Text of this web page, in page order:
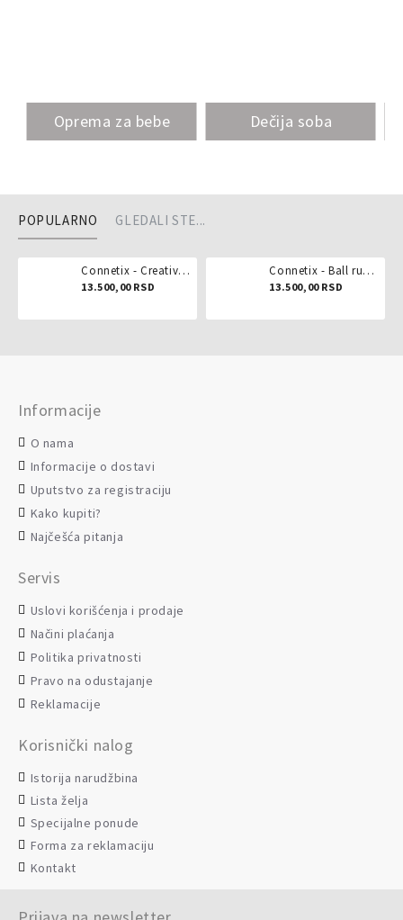
Oprema za bebe Dečija soba
POPULARNO GLEDALI STE...
Connetix - Creative pack 102 dela
13.500,00 RSD
Connetix - Ball run pastel 106 delova
13.500,00 RSD
Informacije
O nama
Informacije o dostavi
Uputstvo za registraciju
Kako kupiti?
Najčešća pitanja
Servis
Uslovi korišćenja i prodaje
Načini plaćanja
Politika privatnosti
Pravo na odustajanje
Reklamacije
Korisnički nalog
Istorija narudžbina
Lista želja
Specijalne ponude
Forma za reklamaciju
Kontakt